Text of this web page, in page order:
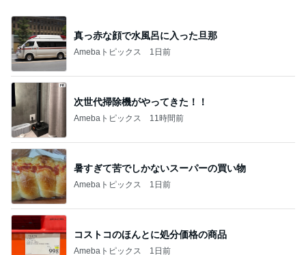
真っ赤な顔で水風呂に入った旦那
Amebaトピックス 1日前
次世代掃除機がやってきた！！
Amebaトピックス 11時間前
暑すぎて苦でしかないスーパーの買い物
Amebaトピックス 1日前
コストコのほんとに処分価格の商品
Amebaトピックス 1日前